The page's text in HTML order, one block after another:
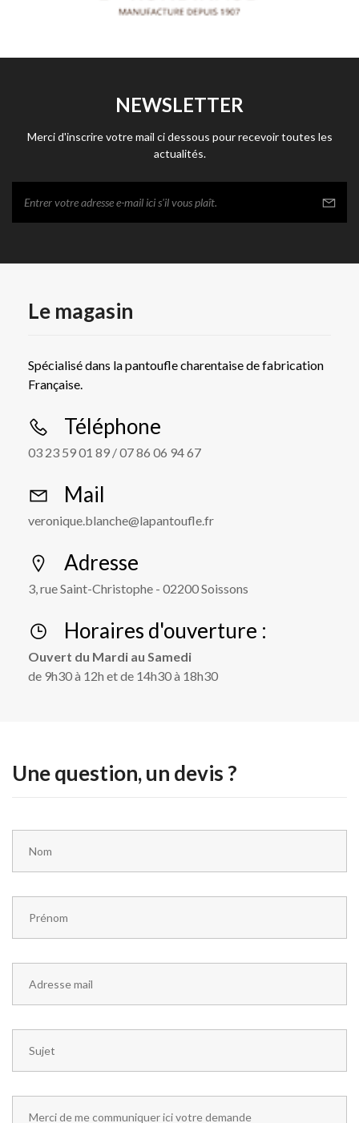
NEWSLETTER
Merci d'inscrire votre mail ci dessous pour recevoir toutes les
actualités.
Le magasin
Spécialisé dans la pantoufle charentaise de fabrication
Française.
Téléphone
03 23 59 01 89 /07 86 06 94 67
Mail
veronique.blanche@lapantoufle.fr
Adresse
3, rue Saint-Christophe - 02200 Soissons
Horaires d'ouverture :
Ouvert du Mardi au Samedi
de 9h30 à 12h et de 14h30 à 18h30
Une question, un devis ?